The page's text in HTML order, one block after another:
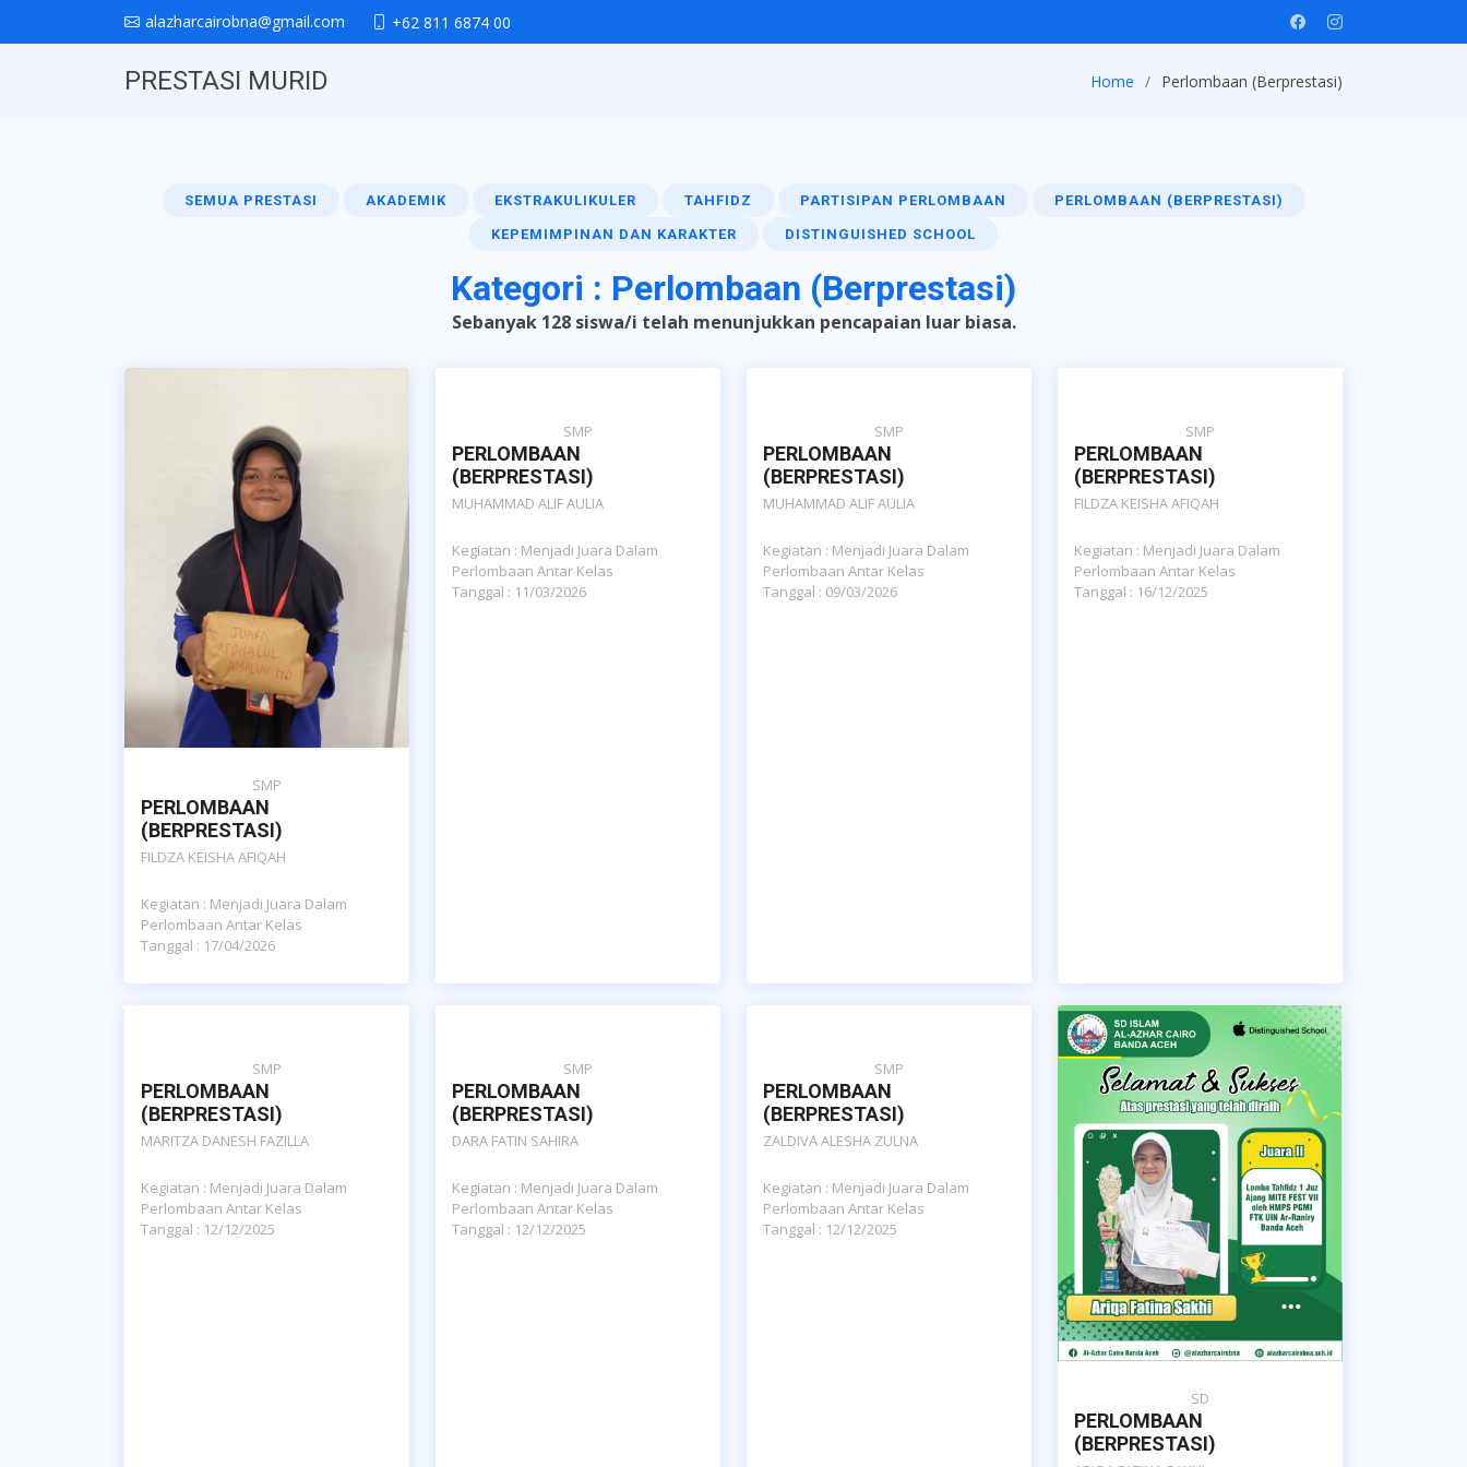
alazharcairobna@gmail.com +62 811 6874 00
PRESTASI MURID Home Perlombaan (Berprestasi)
SEMUA PRESTASI AKADEMIK EKSTRAKULIKULER TAHFIDZ PARTISIPAN PERLOMBAAN PERLOMBAAN (BERPRESTASI)
KEPEMIMPINAN DAN KARAKTER DISTINGUISHED SCHOOL
Kategori : Perlombaan (Berprestasi)
Sebanyak 128 siswa/i telah menunjukkan pencapaian luar biasa.
SMP
PERLOMBAAN
(BERPRESTASI)
FILDZA KEISHA AFIQAH
Kegiatan : Menjadi Juara Dalam
Perlombaan Antar Kelas
Tanggal : 17/04/2026
SMP
PERLOMBAAN
(BERPRESTASI)
MUHAMMAD ALIF AULIA
Kegiatan : Menjadi Juara Dalam
Perlombaan Antar Kelas
Tanggal : 11/03/2026
SMP
PERLOMBAAN
(BERPRESTASI)
MUHAMMAD ALIF AULIA
Kegiatan : Menjadi Juara Dalam
Perlombaan Antar Kelas
Tanggal : 09/03/2026
SMP
PERLOMBAAN
(BERPRESTASI)
FILDZA KEISHA AFIQAH
Kegiatan : Menjadi Juara Dalam
Perlombaan Antar Kelas
Tanggal : 16/12/2025
SMP
PERLOMBAAN
(BERPRESTASI)
MARITZA DANESH FAZILLA
Kegiatan : Menjadi Juara Dalam
Perlombaan Antar Kelas
Tanggal : 12/12/2025
SMP
PERLOMBAAN
(BERPRESTASI)
DARA FATIN SAHIRA
Kegiatan : Menjadi Juara Dalam
Perlombaan Antar Kelas
Tanggal : 12/12/2025
SMP
PERLOMBAAN
(BERPRESTASI)
ZALDIVA ALESHA ZULNA
Kegiatan : Menjadi Juara Dalam
Perlombaan Antar Kelas
Tanggal : 12/12/2025
SD
PERLOMBAAN
(BERPRESTASI)